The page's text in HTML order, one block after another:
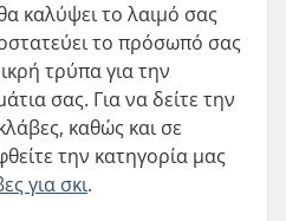
καλύψει το λαιμό σας
το πρόσωπό σας
τρύπα για την
σας. Για να δείτε την
καθώς και σε
την κατηγορία μας
για σκι.